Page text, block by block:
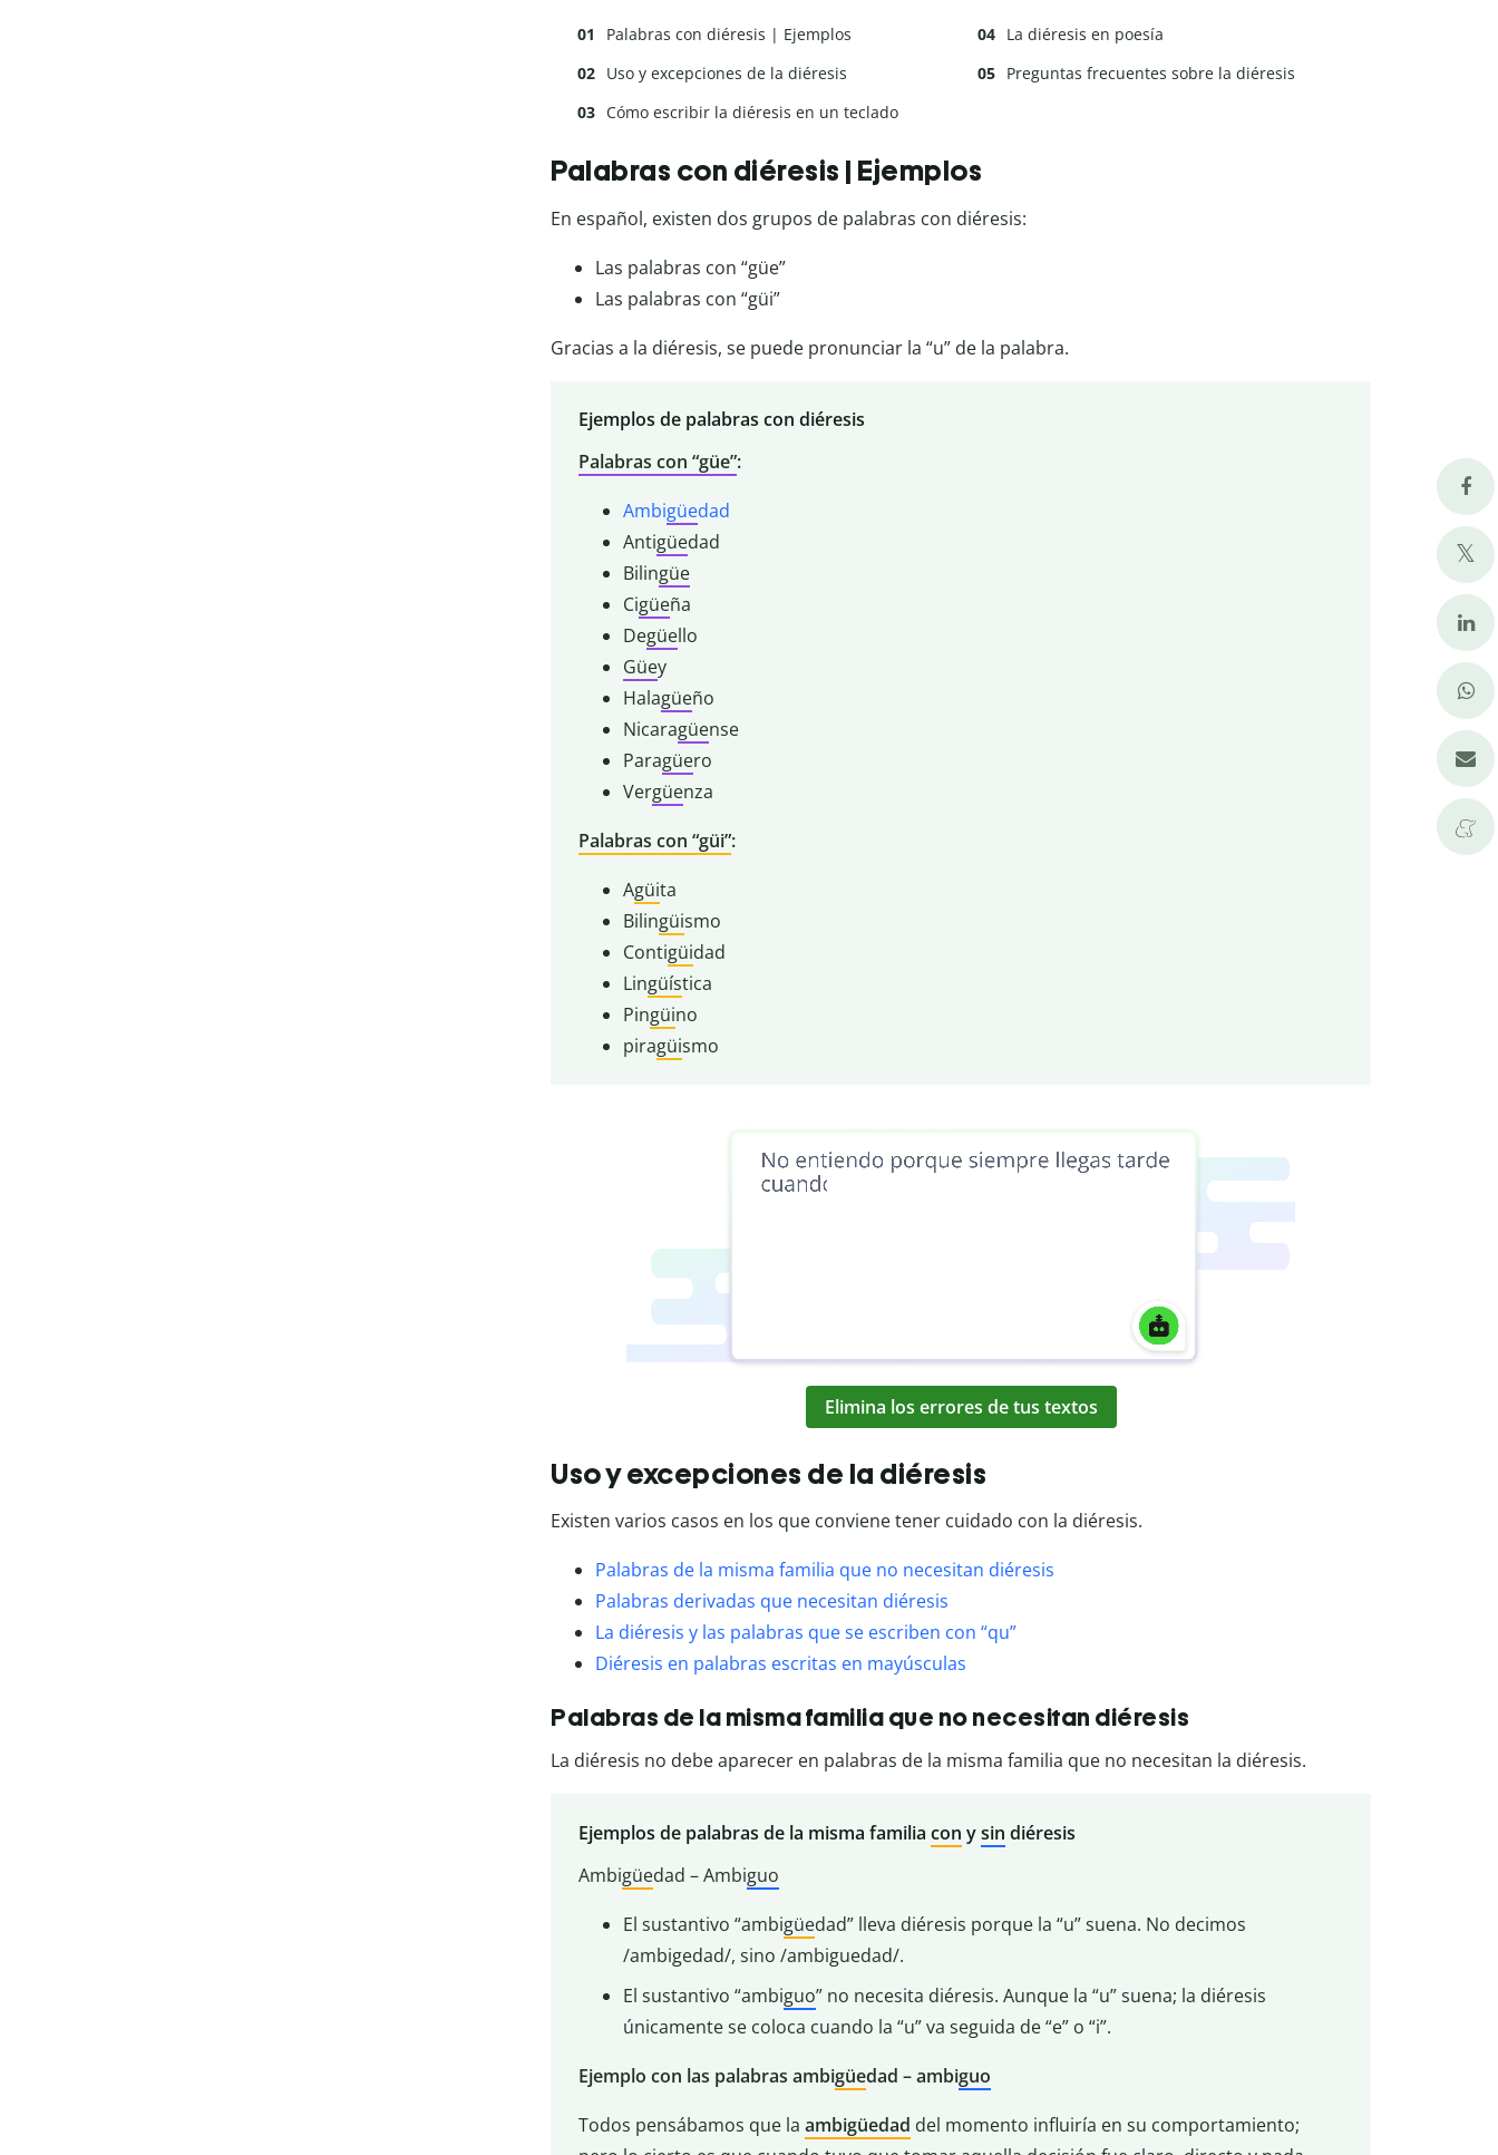
Palabras con diéresis | Ejemplos
Uso y excepciones de la diéresis
Cómo escribir la diéresis en un teclado
La diéresis en poesía
Preguntas frecuentes sobre la diéresis
Palabras con diéresis | Ejemplos
En español, existen dos grupos de palabras con diéresis:
Las palabras con “güe”
Las palabras con “güi”
Gracias a la diéresis, se puede pronunciar la “u” de la palabra.
Ejemplos de palabras con diéresis
Palabras con “güe”:
Ambigüedad
Antigüedad
Bilingüe
Cigüeña
Degüello
Güey
Halagüeño
Nicaragüense
Paragüero
Vergüenza
Palabras con “güi”:
Agüita
Bilingüismo
Contigüidad
Lingüística
Pingüino
piragüismo
Elimina los errores de tus textos
Uso y excepciones de la diéresis
Existen varios casos en los que conviene tener cuidado con la diéresis.
Palabras de la misma familia que no necesitan diéresis
Palabras derivadas que necesitan diéresis
La diéresis y las palabras que se escriben con “qu”
Diéresis en palabras escritas en mayúsculas
Palabras de la misma familia que no necesitan diéresis
La diéresis no debe aparecer en palabras de la misma familia que no necesitan la diéresis.
Ejemplos de palabras de la misma familia con ysin diéresis
Ambigüedad – Ambiguo
El sustantivo “ambigüedad” lleva diéresis porque la “u” suena. No decimos
/ambigedad/, sino /ambiguedad/.
El sustantivo “ambiguo” no necesita diéresis. Aunque la “u” suena; la diéresis
únicamente se coloca cuando la “u” va seguida de “e” o “i”.
Ejemplo con las palabras ambigüedad – ambiguo
Todos pensábamos que la ambigüedad del momento influiría en su comportamiento;